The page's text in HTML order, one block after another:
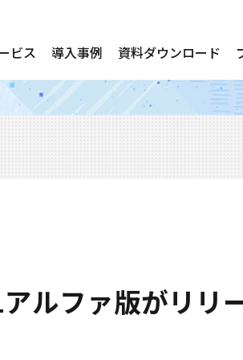
ビス 導入事例 資料ダウンロード
ルファ版がリリ